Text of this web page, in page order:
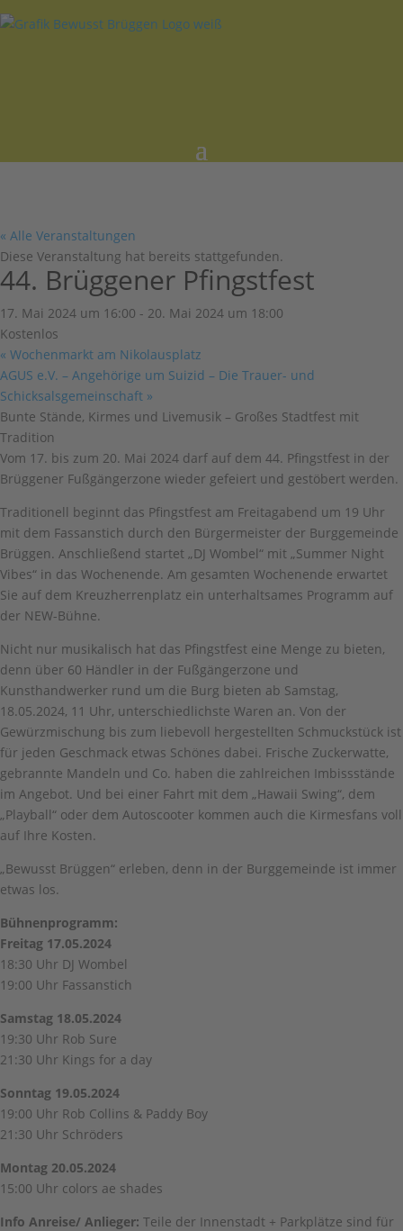
« Alle Veranstaltungen
Diese Veranstaltung hat bereits stattgefunden.
44. Brüggener Pfingstfest
17. Mai 2024 um 16:00 - 20. Mai 2024 um 18:00
Kostenlos
« Wochenmarkt am Nikolausplatz
AGUS e.V. – Angehörige um Suizid – Die Trauer- und
Schicksalsgemeinschaft »
Bunte Stände, Kirmes und Livemusik – Großes Stadtfest mit
Tradition
Vom 17. bis zum 20. Mai 2024 darf auf dem 44. Pfingstfest in der
Brüggener Fußgängerzone wieder gefeiert und gestöbert werden.
Traditionell beginnt das Pfingstfest am Freitagabend um 19 Uhr
mit dem Fassanstich durch den Bürgermeister der Burggemeinde
Brüggen. Anschließend startet „DJ Wombel“ mit „Summer Night
Vibes“ in das Wochenende. Am gesamten Wochenende erwartet
Sie auf dem Kreuzherrenplatz ein unterhaltsames Programm auf
der NEW-Bühne.
Nicht nur musikalisch hat das Pfingstfest eine Menge zu bieten,
denn über 60 Händler in der Fußgängerzone und
Kunsthandwerker rund um die Burg bieten ab Samstag,
18.05.2024, 11 Uhr, unterschiedlichste Waren an. Von der
Gewürzmischung bis zum liebevoll hergestellten Schmuckstück ist
für jeden Geschmack etwas Schönes dabei. Frische Zuckerwatte,
gebrannte Mandeln und Co. haben die zahlreichen Imbissstände
im Angebot. Und bei einer Fahrt mit dem „Hawaii Swing“, dem
„Playball“ oder dem Autoscooter kommen auch die Kirmesfans voll
auf Ihre Kosten.
„Bewusst Brüggen“ erleben, denn in der Burggemeinde ist immer
etwas los.
Bühnenprogramm:
Freitag 17.05.2024
18:30 Uhr DJ Wombel
19:00 Uhr Fassanstich
Samstag 18.05.2024
19:30 Uhr Rob Sure
21:30 Uhr Kings for a day
Sonntag 19.05.2024
19:00 Uhr Rob Collins & Paddy Boy
21:30 Uhr Schröders
Montag 20.05.2024
15:00 Uhr colors ae shades
Info Anreise/ Anlieger: Teile der Innenstadt + Parkplätze sind für